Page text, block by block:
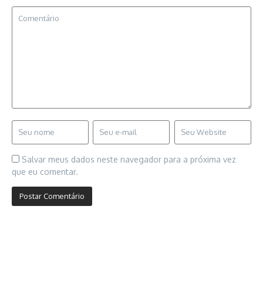
Salvar meus dados neste navegador para a próxima vez
que eu comentar.